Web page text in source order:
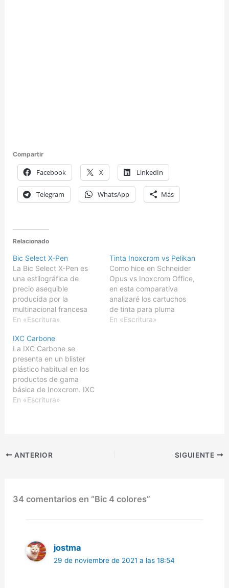
Compartir
Facebook X LinkedIn
Telegram WhatsApp Más
Relacionado
Bic Select X-Pen
La Bic Select X-Pen es
una estilográfica de
precio asequible
producida por la
multinacional francesa
Bic, conocida por los
de afeitar desechables
entre otros productos. Lo
que diferencia a la Select
X-Pen de la X-Pen
normal, es que su
estructura es de aluminio
gris, en vez de…
En «Escritura»
Tinta Inoxcrom vs Pelikan
Como hice en Schneider
Opus vs Inoxcrom Office,
en esta comparativa
analizaré los cartuchos
de tinta para pluma
estilográfica de Inoxcrom
En «Escritura»
IXC Carbone
La IXC Carbone se
presenta en un blister
plástico habitual en los
productos de gama
básica de Inoxcrom. IXC
ha pretendido crear un
cenefas en color negro.
En «Escritura»
ANTERIOR SIGUIENTE
34 comentarios en “Bic 4 colores”
jostma
29 de noviembre de 2021 a las 18:54